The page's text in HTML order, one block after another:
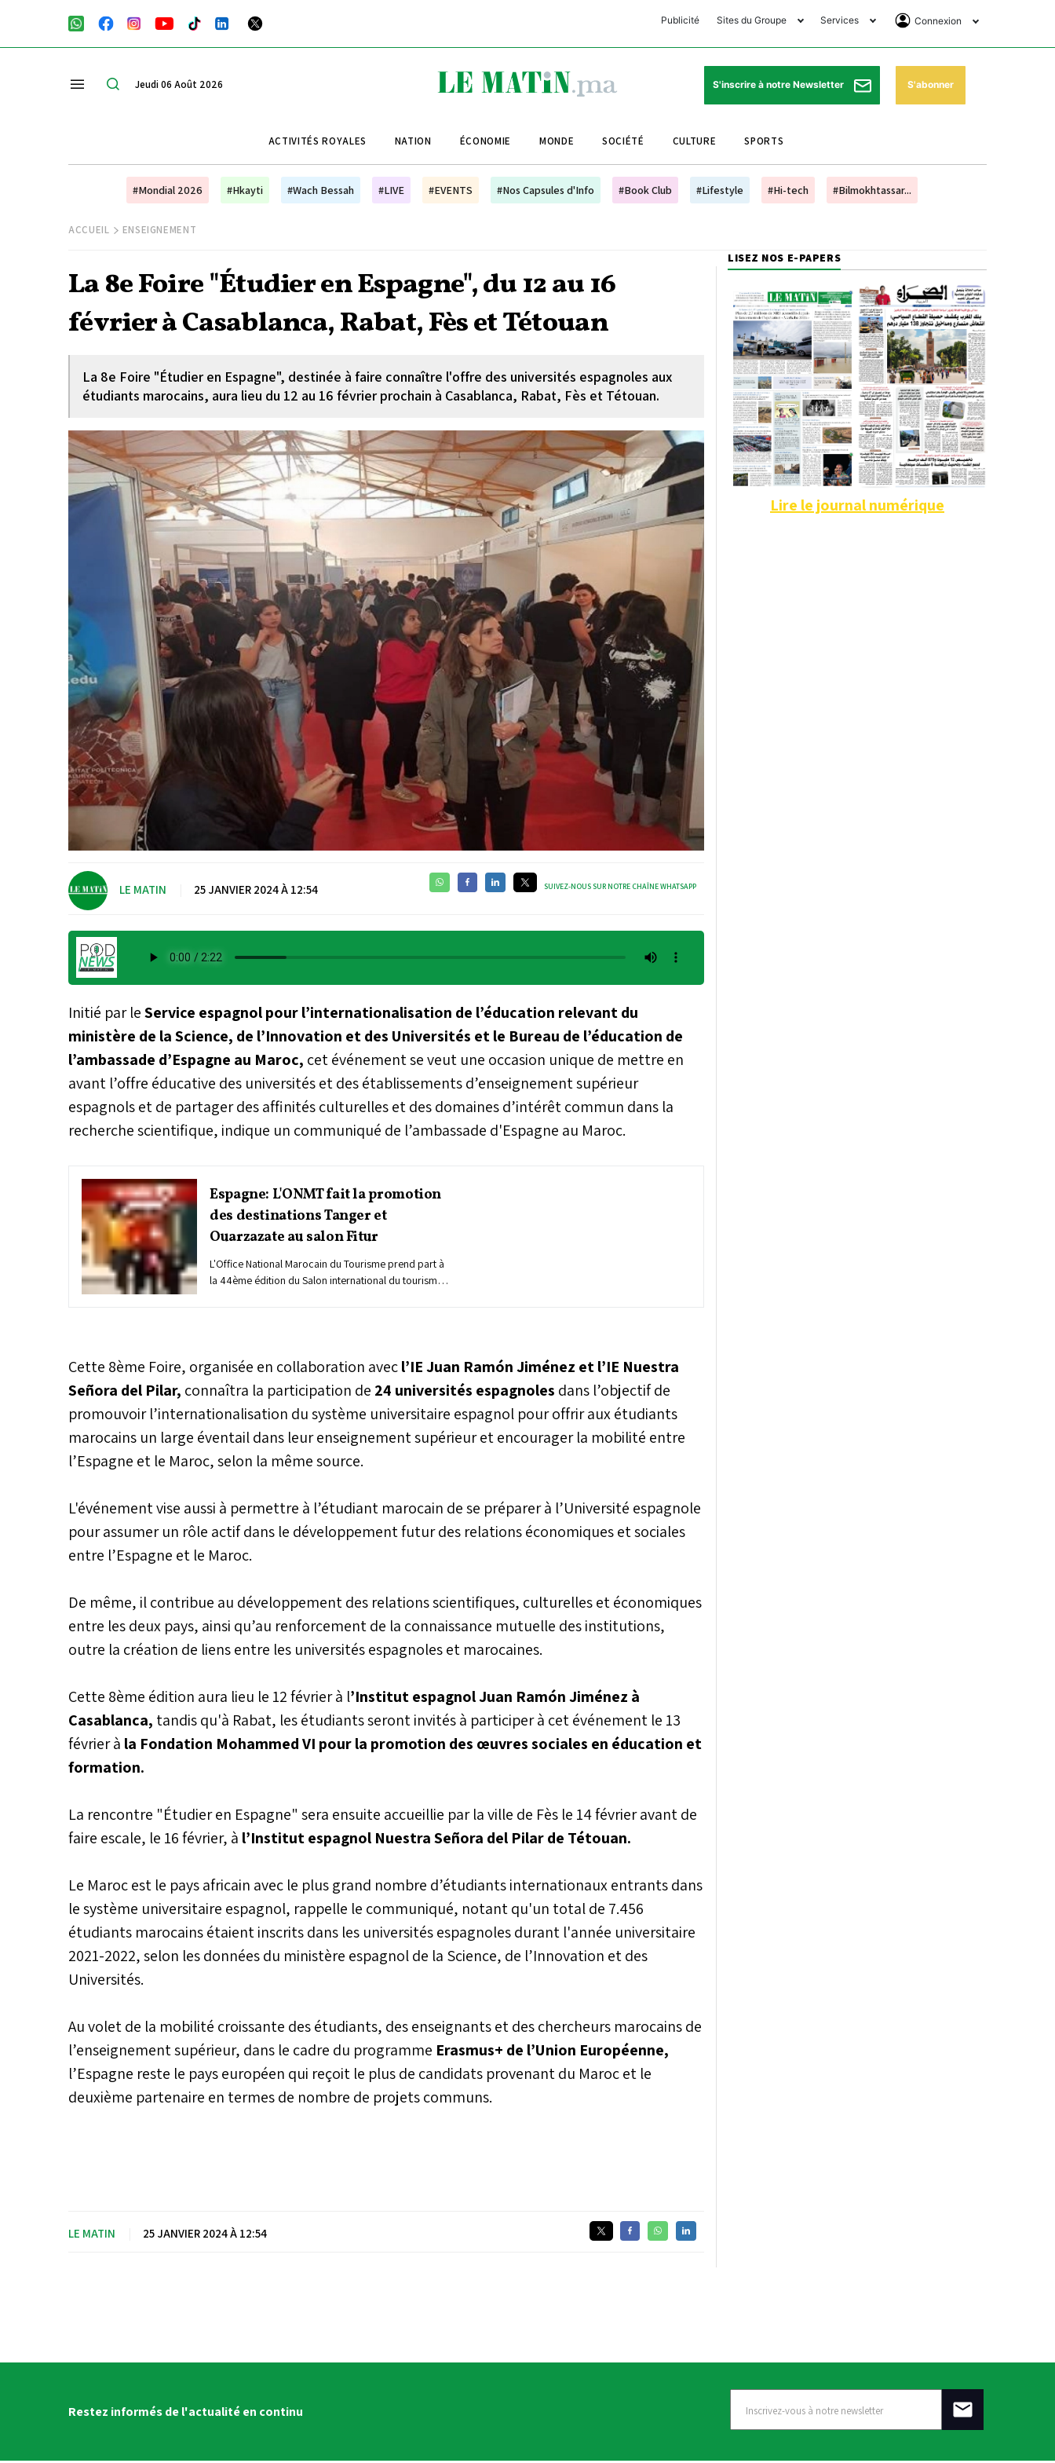
Publicité Sites du Groupe
Club Avantages
Le Matin Sports
Le Matin Store
Le Matin Annonces
Morocco Today Forum
Bookclub
Services
Horaires de prières
Pharmacies de garde
Programme TV
Cinéma
Connexion
Se Connecter
Abonnement
Jeudi 06 Août 2026 S'inscrire à notre Newsletter S'abonner
ACTIVITÉS ROYALES NATION ÉCONOMIE MONDE SOCIÉTÉ CULTURE SPORTS
#Mondial 2026 #Hkayti #Wach Bessah #LIVE #EVENTS #Nos Capsules d'Info #Book Club #Lifestyle #Hi-tech #Bilmokhtassar...
ACCUEIL ENSEIGNEMENT
La 8e Foire "Étudier en Espagne", du 12 au 16
février à Casablanca, Rabat, Fès et Tétouan
La 8e Foire "Étudier en Espagne", destinée à faire connaître l'offre des universités espagnoles aux
étudiants marocains, aura lieu du 12 au 16 février prochain à Casablanca, Rabat, Fès et Tétouan.
LE MATIN 25 JANVIER 2024 À 12:54 SUIVEZ-NOUS SUR NOTRE CHAÎNE WHATSAPP
Initié par leService espagnol pour l’internationalisation de l’éducation relevant du
ministère de la Science, de l’Innovation et des Universités et le Bureau de l’éducation de
l’ambassade d’Espagne au Maroc, cet événement se veut une occasion unique de mettre en
avant l’offre éducative des universités et des établissements d’enseignement supérieur
espagnols et de partager des affinités culturelles et des domaines d’intérêt commun dans la
recherche scientifique, indique un communiqué de l’ambassade d'Espagne au Maroc.
Espagne: L'ONMT fait la promotion
des destinations Tanger et
Ouarzazate au salon Fitur
L'Office National Marocain du Tourisme prend part à
la 44ème édition du Salon international du tourisme
Cette 8ème Foire, organisée en collaboration avecl’IE Juan Ramón Jiménez et l’IE Nuestra
Señora del Pilar, connaîtra la participation de 24 universités espagnoles dans l’objectif de
promouvoir l’internationalisation du système universitaire espagnol pour offrir aux étudiants
marocains un large éventail dans leur enseignement supérieur et encourager la mobilité entre
l’Espagne et le Maroc, selon la même source.
L'événement vise aussi à permettre à l’étudiant marocain de se préparer à l’Université espagnole
pour assumer un rôle actif dans le développement futur des relations économiques et sociales
entre l’Espagne et le Maroc.
De même, il contribue au développement des relations scientifiques, culturelles et économiques
entre les deux pays, ainsi qu’au renforcement de la connaissance mutuelle des institutions,
outre la création de liens entre les universités espagnoles et marocaines.
Cette 8ème édition aura lieu le 12 février à l’Institut espagnol Juan Ramón Jiménez à
Casablanca, tandis qu'à Rabat, les étudiants seront invités à participer à cet événement le 13
février à la Fondation Mohammed VI pour la promotion des œuvres sociales en éducation et
formation.
La rencontre "Étudier en Espagne" sera ensuite accueillie par la ville de Fès le 14 février avant de
faire escale, le 16 février, à l’Institut espagnol Nuestra Señora del Pilar de Tétouan.
Le Maroc est le pays africain avec le plus grand nombre d’étudiants internationaux entrants dans
le système universitaire espagnol, rappelle le communiqué, notant qu'un total de 7.456
étudiants marocains étaient inscrits dans les universités espagnoles durant l'année universitaire
2021-2022, selon les données du ministère espagnol de la Science, de l’Innovation et des
Universités.
Au volet de la mobilité croissante des étudiants, des enseignants et des chercheurs marocains de
l’enseignement supérieur, dans le cadre du programme Erasmus+ de l’Union Européenne,
l’Espagne reste le pays européen qui reçoit le plus de candidats provenant du Maroc et le
deuxième partenaire en termes de nombre de projets communs.
LE MATIN 25 JANVIER 2024 À 12:54
LISEZ NOS E-PAPERS
Lire le journal numérique
Restez informés de l'actualité en continu